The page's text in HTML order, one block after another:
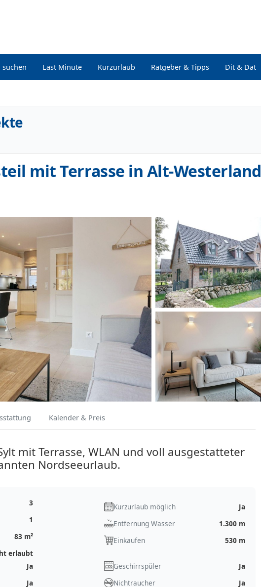
suchen Last Minute Kurzurlaub Ratgeber & Tipps Dit & Dat
mit Terrasse in Alt-Westerland
Kalender & Preis
mit Terrasse, WLAN und voll ausgestatteter
Nordseeurlaub.
3
1
83 m²
erlaubt
Kurzurlaub möglich
Ja
Entfernung Wasser
1.300 m
Einkaufen
530 m
Ja
Ja
Geschirrspüler
Ja
Nichtraucher
Ja